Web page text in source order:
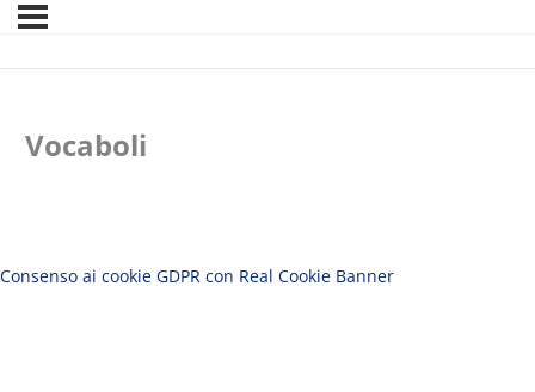
Vocaboli
Consenso ai cookie GDPR con Real Cookie Banner